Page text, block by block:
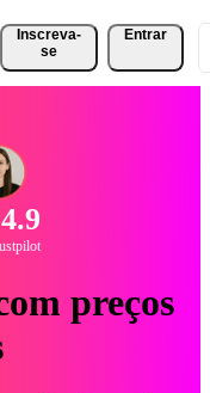
Inscreva-
se
Entrar
4.9
preços